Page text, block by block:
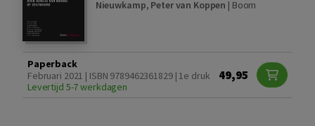
Nieuwkamp, Peter van Koppen | Boom
Paperback
Februari 2021 | ISBN 9789462361829 | 1e druk
Levertijd 5-7 werkdagen
49,95